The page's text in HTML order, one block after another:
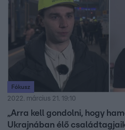
Fókusz
2022. március 21. 19:10
„Arra kell gondolni, hogy
Ukrajnában élő